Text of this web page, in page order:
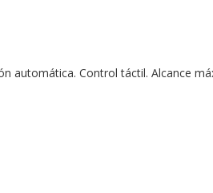
automática. Control táctil. Alcance